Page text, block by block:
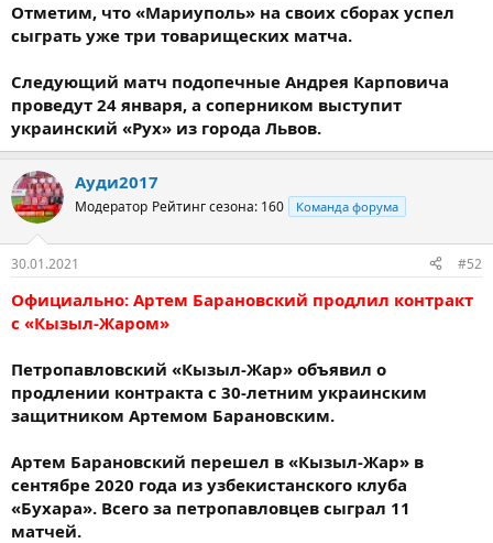
Отметим, что «Мариуполь» на своих сборах успел
сыграть уже три товарищеских матча.
Следующий матч подопечные Андрея Карповича
проведут 24 января, а соперником выступит
украинский «Рух» из города Львов.
Ауди2017
Модератор Рейтинг сезона: 160 Команда форума
30.01.2021 #52
Официально: Артем Барановский продлил контракт
с «Кызыл-Жаром»
Петропавловский «Кызыл-Жар» объявил о
продлении контракта с 30-летним украинским
защитником Артемом Барановским.
Артем Барановский перешел в «Кызыл-Жар» в
сентябре 2020 года из узбекистанского клуба
«Бухара». Всего за петропавловцев сыграл 11
матчей.